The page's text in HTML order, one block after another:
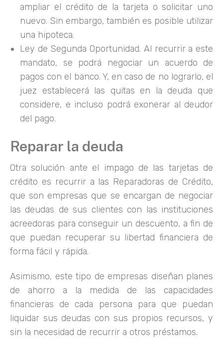
ampliar el crédito de la tarjeta o solicitar uno
nuevo. Sin embargo, también es posible utilizar
una hipoteca.
Ley de Segunda Oportunidad. Al recurrir a este
mandato, se podrá negociar un acuerdo de
pagos con el banco. Y, en caso de no lograrlo, el
juez establecerá las quitas en la deuda que
considere, e incluso podrá exonerar al deudor
del pago.
Reparar la deuda
Otra solución ante el impago de las tarjetas de
crédito es recurrir a las Reparadoras de Crédito,
que son empresas que se encargan de negociar
las deudas de sus clientes con las instituciones
acreedoras para conseguir un descuento, a fin de
que puedan recuperar su libertad financiera de
forma fácil y rápida.
Asimismo, este tipo de empresas diseñan planes
de ahorro a la medida de las capacidades
financieras de cada persona para que puedan
liquidar sus deudas con sus propios recursos, y
sin la necesidad de recurrir a otros préstamos.